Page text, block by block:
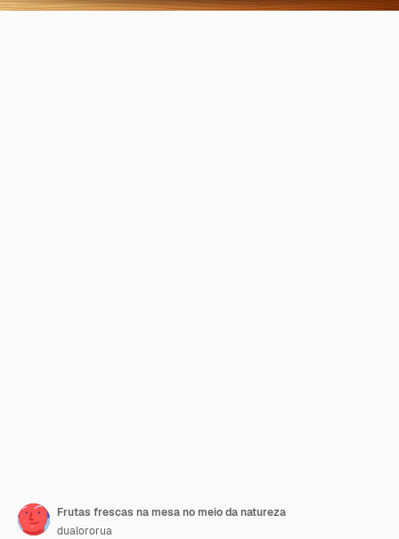
Frutas frescas na mesa no meio da natureza
dualororua